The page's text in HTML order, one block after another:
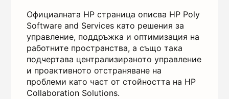
Официалната HP страница описва HP Poly
Software and Services като решения за
управление, поддръжка и оптимизация на
работните пространства, а също така
подчертава централизираното управление
и проактивното отстраняване на
проблеми като част от стойността на HP
Collaboration Solutions.